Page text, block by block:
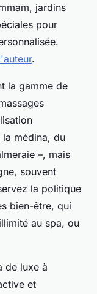
jardins
pour
.
la gamme de
médina, du
–, mais
souvent
la politique
bien-être, qui
au spa, ou
de luxe à
et